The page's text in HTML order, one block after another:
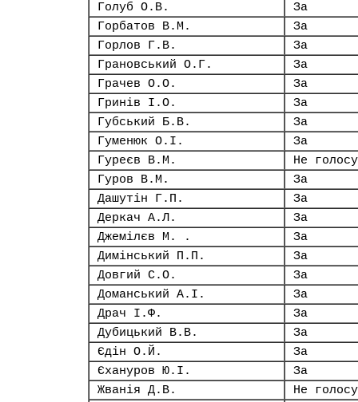
Голуб О.В.
За
Горбатов В.М.
За
Горлов Г.В.
За
Грановський О.Г.
За
Грачев О.О.
За
Гринів І.О.
За
Губський Б.В.
За
Гуменюк О.І.
За
Гуреєв В.М.
Не
Гуров В.М.
За
Дашутін Г.П.
За
Деркач А.Л.
За
Джемілєв М. .
За
Димінський П.П.
За
Довгий С.О.
За
Доманський А.І.
За
Драч І.Ф.
За
Дубицький В.В.
За
Єдін О.Й.
За
Єхануров Ю.І.
За
Жванія Д.В.
Не